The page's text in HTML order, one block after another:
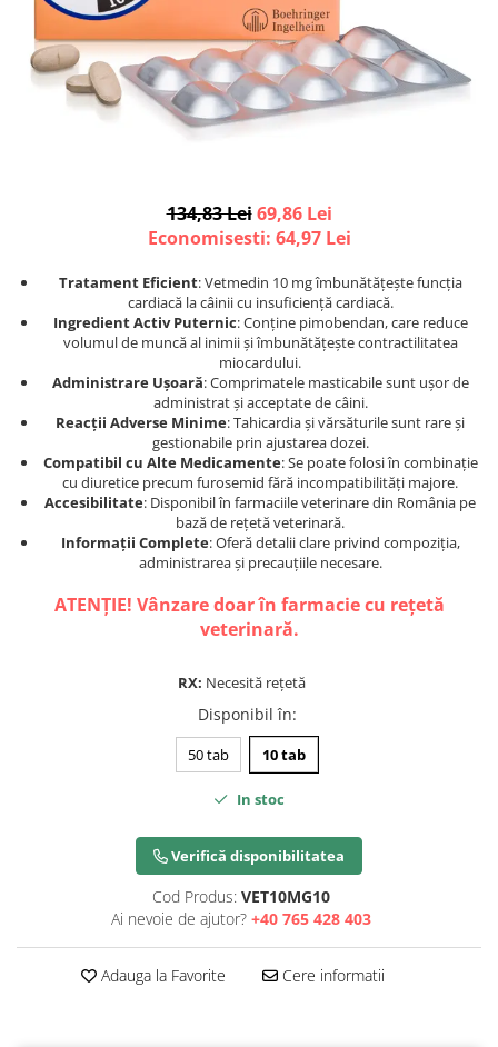
Afecțiuni hepatice
Afecțiuni neurologice
Afecțiuni oftalmice
Afecțiuni oncologice
Afecțiuni otice
Suplimente nutritive
Vitamine și minerale
Hrană umedă
Recompense și snack-uri
Igienă
Igienă orală
Șampoane și balsamuri
Afecțiuni hepatice
Afecțiuni neurologice
Afecțiuni oftalmice
Afecțiuni oncologice
Afecțiuni otice
Suplimente nutritive
Vitamine și minerale
Hrană umedă
Igienă
Așternut Tofu / Nisip
Igienă orală
Șampoane și balsamuri
134,83 Lei 69,86 Lei
Economisesti: 64,97 Lei
Tratament Eficient: Vetmedin 10 mg îmbunătățește funcția
cardiacă la câinii cu insuficiență cardiacă​.
Ingredient Activ Puternic: Conține pimobendan, care reduce
volumul de muncă al inimii și îmbunătățește contractilitatea
miocardului​.
Administrare Ușoară: Comprimatele masticabile sunt ușor de
administrat și acceptate de câini​.
Reacții Adverse Minime: Tahicardia și vărsăturile sunt rare și
gestionabile prin ajustarea dozei​.
Compatibil cu Alte Medicamente: Se poate folosi în combinație
cu diuretice precum furosemid fără incompatibilități majore.
Accesibilitate: Disponibil în farmaciile veterinare din România pe
bază de rețetă veterinară.
Informații Complete: Oferă detalii clare privind compoziția,
administrarea și precauțiile necesare​.
ATENȚIE! Vânzare doar în farmacie cu rețetă
veterinară.
RX: Necesită rețetă
Disponibil în:
50 tab 10 tab
In stoc
Verifică disponibilitatea
Cod Produs: VET10MG10
Ai nevoie de ajutor? +40 765 428 403
Adauga la Favorite Cere informatii